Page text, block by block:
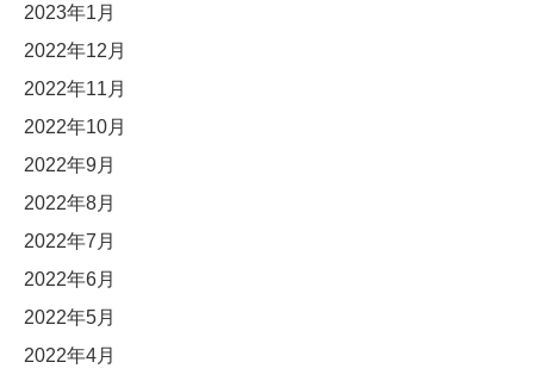
2023年1月
2022年12月
2022年11月
2022年10月
2022年9月
2022年8月
2022年7月
2022年6月
2022年5月
2022年4月